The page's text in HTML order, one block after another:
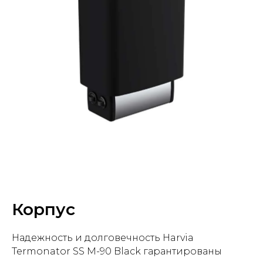
Корпус
Надежность и долговечность Harvia
Termonator SS M-90 Black гарантированы